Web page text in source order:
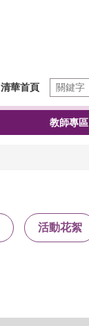
清華首頁
教師專區
活動花絮